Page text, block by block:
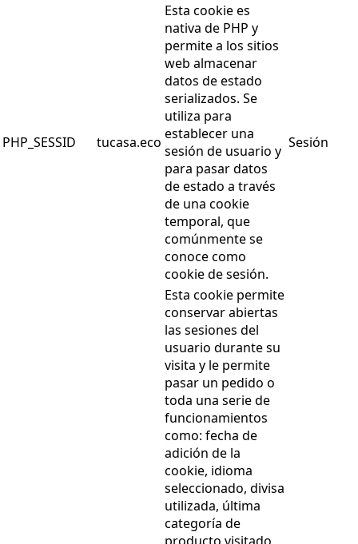
PHP_SESSID tucasa.eco
Esta cookie es
nativa de PHP y
permite a los sitios
web almacenar
datos de estado
serializados. Se
utiliza para
establecer una
sesión de usuario y
para pasar datos
de estado a través
de una cookie
temporal, que
comúnmente se
conoce como
cookie de sesión.
Sesión
Esta cookie permite
conservar abiertas
las sesiones del
usuario durante su
visita y le permite
pasar un pedido o
toda una serie de
funcionamientos
como: fecha de
adición de la
cookie, idioma
seleccionado, divisa
utilizada, última
categoría de